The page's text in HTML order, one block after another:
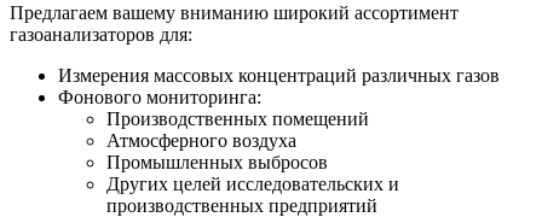
Предлагаем вашему вниманию широкий ассортимент
газоанализаторов для:
Измерения массовых концентраций различных газов
Фонового мониторинга:
Производственных помещений
Атмосферного воздуха
Промышленных выбросов
Других целей исследовательских и
производственных предприятий